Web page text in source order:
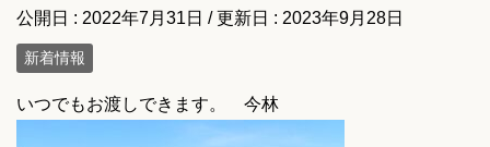
公開日 : 2022年7月31日 / 更新日 : 2023年9月28日
新着情報
いつでもお渡しできます。 今林